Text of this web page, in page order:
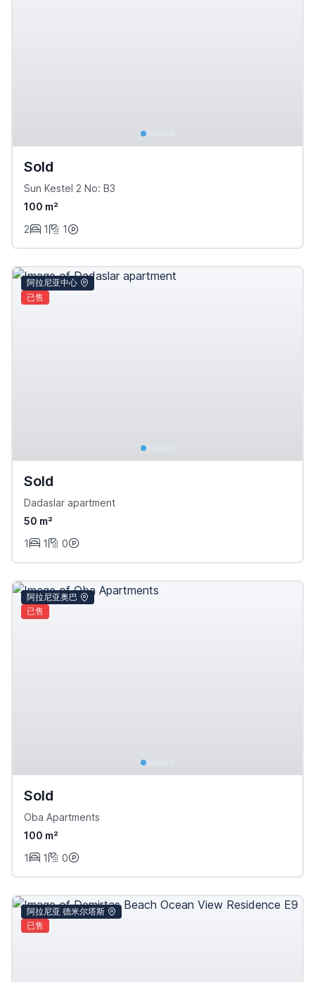
Sold
Sun Kestel 2 No: B3
100 m²
2
1 1
阿拉尼亚中心
已售
Sold
Dadaslar apartment
50 m²
1
1 0
阿拉尼亚奥巴
已售
Sold
Oba Apartments
100 m²
1
1 0
阿拉尼亚 德米尔塔斯
已售